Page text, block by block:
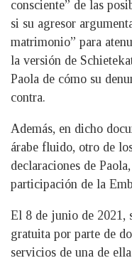
consciente” de las
si su agresor
matrimonio” para
la versión de
Paola de cómo su
contra.
Además, en dicho
árabe fluido, otro de
declaraciones de
participación de la
El 8 de junio de 2021,
gratuita por parte de
servicios de una de